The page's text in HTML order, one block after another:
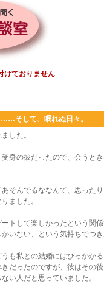
けておりません
そして、眠れぬ日々。
した。
身の彼だったので、会うと
そんでるななんて、思った
ました。
トして楽しかったという関
いない、という気持ちでつき
も私との結婚にはひっかか
だったのですが、彼はその
い人だと思っていました。